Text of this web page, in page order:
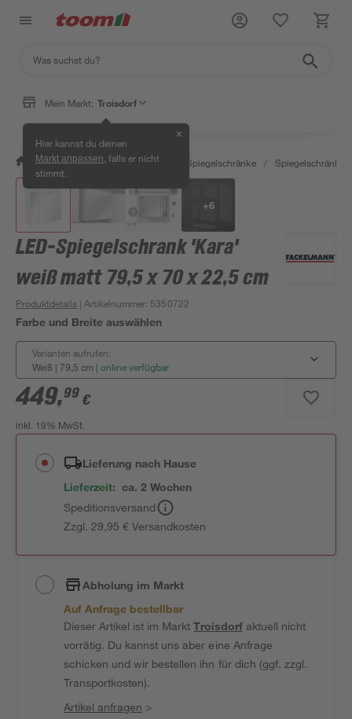
Mein Markt: Troisdorf
Hier kannst du deinen
Markt anpassen , falls er nicht
stimmt.
✕
/ Bad & Sanitär / Badmöbel Spiegelschränke / Spiegelschränke
+6
LED-Spiegelschrank 'Kara'
weiß matt 79,5 x 70 x 22,5 cm
Produktdetails | Artikelnummer: 5350722
Farbe und Breite auswählen
Varianten aufrufen:
Weiß | 79,5 cm | online verfügbar
449,99 €
inkl. 19% MwSt.
Lieferung nach Hause
Lieferzeit: ca. 2 Wochen
Speditionsversand
Zzgl. 29,95 € Versandkosten
Abholung im Markt
Auf Anfrage bestellbar
Dieser Artikel ist im MarktTroisdorfaktuell nicht
vorrätig. Du kannst uns aber eine Anfrage
schicken und wir bestellen ihn für dich (ggf. zzgl.
Transportkosten).
Artikel anfragen >